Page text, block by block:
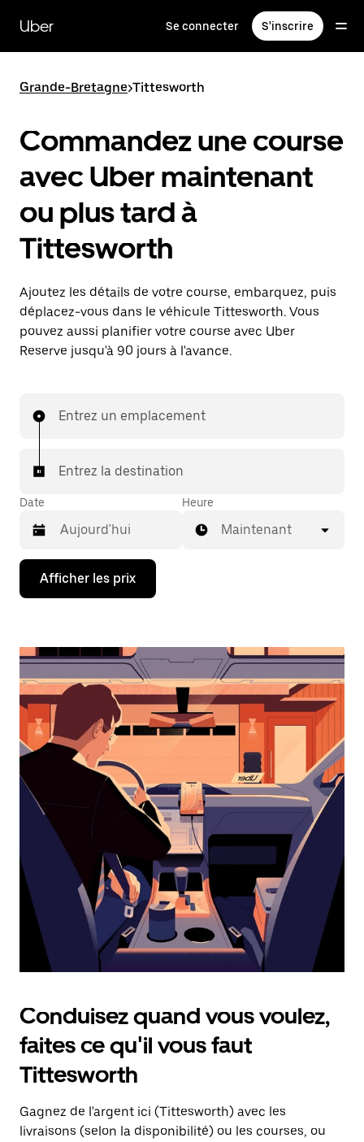
contenu
principal
Uber Se connecter S'inscrire
Grande-Bretagne>Tittesworth
Commandez une course
avec Uber maintenant
ou plus tard à
Tittesworth
Ajoutez les détails de votre course, embarquez, puis
déplacez-vous dans le véhicule Tittesworth. Vous
pouvez aussi planifier votre course avec Uber
Reserve jusqu'à 90 jours à l'avance.
Entrez un emplacement
Entrez la destination
Date
Appuyez
la
bas
interagir
avec
calendrier
et
sélectionner
une
date.
Appuyez
d'échappement
pour
fermer
calendrier.
Heure
Maintenant
Afficher les prix
Conduisez quand vous voulez,
faites ce qu'il vous faut
Tittesworth
Gagnez de l'argent ici (Tittesworth) avec les
livraisons (selon la disponibilité) ou les courses, ou